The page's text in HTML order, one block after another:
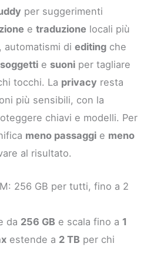
per suggerimenti
etraduzione locali più
automatismi diediting che
soggetti e suoni per tagliare
tocchi. La privacy resta
più sensibili, con la
chiavi e modelli. Per
meno passaggi e meno
al risultato.
256 GB per tutti, fino a 2
da 256 GB e scala fino a 1
estende a 2 TB per chi